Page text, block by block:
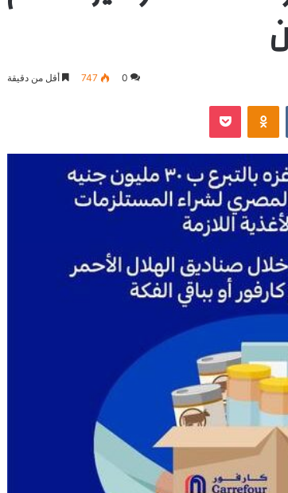
0
747 أقل من دقيقة
Odnoklassniki
‫Pocket